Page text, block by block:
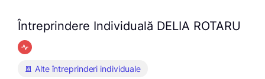
Întreprindere Individuală DELIA ROTARU
Alte întreprinderi individuale